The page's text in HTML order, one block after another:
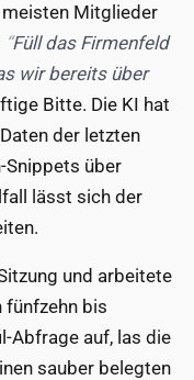
Mitglieder
Füll das Firmenfeld
wir bereits über
Bitte. Die KI hat
der letzten
Snippets über
lässt sich der
und arbeitete
fünfzehn bis
Abfrage auf, las die
sauber belegten